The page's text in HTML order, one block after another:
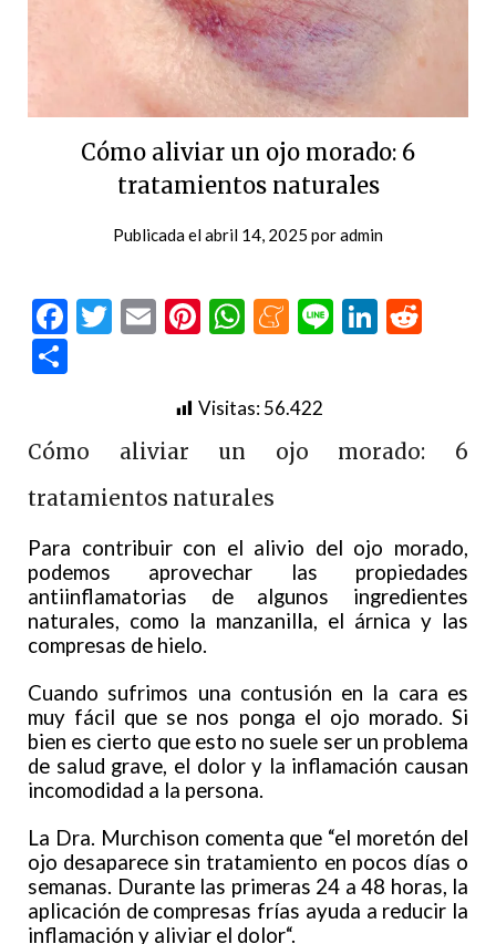
Cómo aliviar un ojo morado: 6
tratamientos naturales
Publicada elabril 14, 2025 poradmin
Facebook
Twitter
EmailPinterest
WhatsApp
Meneame
Line
Visitas:56.422
Cómo aliviar un ojo morado: 6
tratamientos naturales
Para contribuir con el alivio del ojo morado,
podemos aprovechar las propiedades
antiinflamatorias de algunos ingredientes
naturales, como la manzanilla, el árnica y las
compresas de hielo.
Cuando sufrimos una contusión en la cara es
muy fácil que se nos ponga el ojo morado. Si
bien es cierto que esto no suele ser un problema
de salud grave, el dolor y la inflamación causan
incomodidad a la persona.
La Dra. Murchison comenta que “el moretón del
ojo desaparece sin tratamiento en pocos días o
semanas. Durante las primeras 24 a 48 horas, la
aplicación de compresas frías ayuda a reducir la
inflamación y aliviar el dolor“.